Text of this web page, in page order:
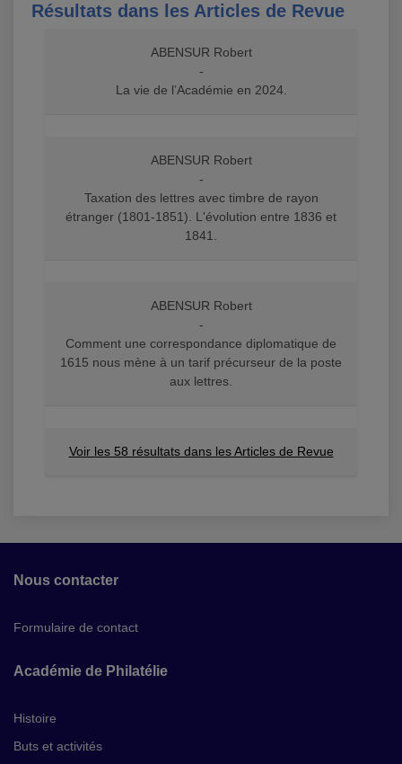
Résultats dans les Articles de Revue
ABENSUR Robert
-
La vie de l’Académie en 2024.
ABENSUR Robert
-
Taxation des lettres avec timbre de rayon
étranger (1801-1851). L'évolution entre 1836 et
1841.
ABENSUR Robert
-
Comment une correspondance diplomatique de
1615 nous mène à un tarif précurseur de la poste
aux lettres.
Voir les 58 résultats dans les Articles de Revue
Nous contacter
Formulaire de contact
Académie de Philatélie
Histoire
Buts et activités